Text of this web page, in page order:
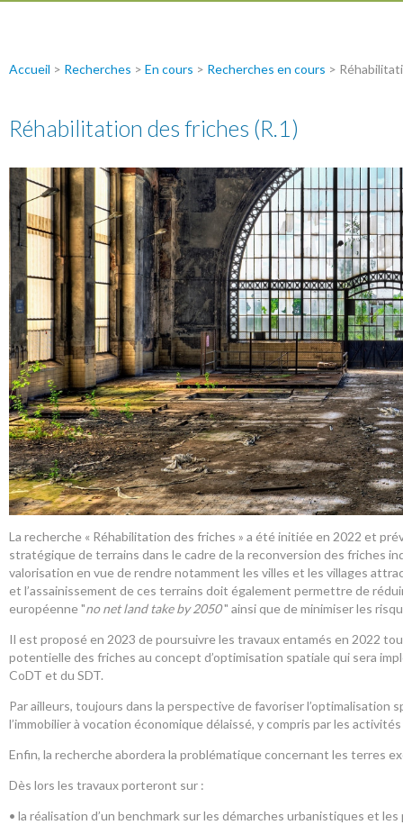
Accueil > Recherches > En cours > Recherches en cours >
Réhabilitation des friches (R.1)
La recherche « Réhabilitation des friches » a été initiée en 2022 et
stratégique de terrains dans le cadre de la reconversion des friches
valorisation en vue de rendre notamment les villes et les villages
et l’assainissement de ces terrains doit également permettre de
européenne "no net land take by 2050" ainsi que de minimiser les
Il est proposé en 2023 de poursuivre les travaux entamés en 2022
potentielle des friches au concept d’optimisation spatiale qui sera
CoDT et du SDT.
Par ailleurs, toujours dans la perspective de favoriser l’optimalisation
l’immobilier à vocation économique délaissé, y compris par les
Enfin, la recherche abordera la problématique concernant les terres
Dès lors les travaux porteront sur :
• la réalisation d’un benchmark sur les démarches urbanistiques et